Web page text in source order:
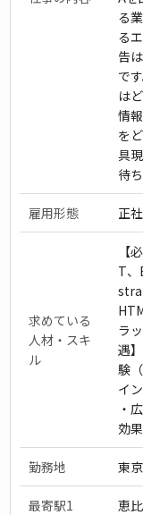
る
る
告
で
は
情
を
具
待
雇用形態 正
求めている
人材・スキ
ル
【
T
ラ
遇
験
イ
・
効
勤務地 東
最寄駅1 恵